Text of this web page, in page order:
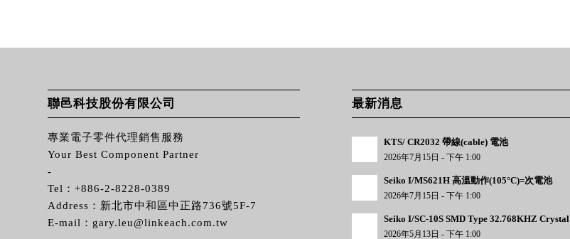
聯邑科技股份有限公司
專業電子零件代理銷售服務
Your Best Component Partner
-
Tel： +886-2-8228-0389
Address：新北市中和區中正路736號5F-7
E-mail： gary.leu@linkeach.com.tw
最新消息
KTS/ CR2032 帶線(cable) 電池
2026年7月15日 - 下午 1:00
Seiko I/MS621H 高溫動作(105°C)=次電池
2026年7月15日 - 下午 1:00
Seiko I/SC-10S SMD Type 32.768KHZ Crystal
2026年5月13日 - 下午 1:00